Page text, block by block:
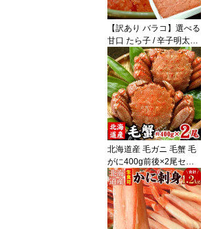
送料を加算）
【訳あり バラコ】選べる
甘口 たら子 / 辛子明太子
バラ子 業務用 2kg たら
こ 訳あり タラコ ばらこ
バラコ 業務用 大容量 皮
無し ほぐし送料無料（沖
縄宛は別途送料を加算）
北海道産 毛ガニ 毛蟹 毛
がに400g前後×2尾セッ
ト 蟹 カニ かに けがに ギ
フト お歳暮 送料無料
（沖縄宛は別途送料を加
算）